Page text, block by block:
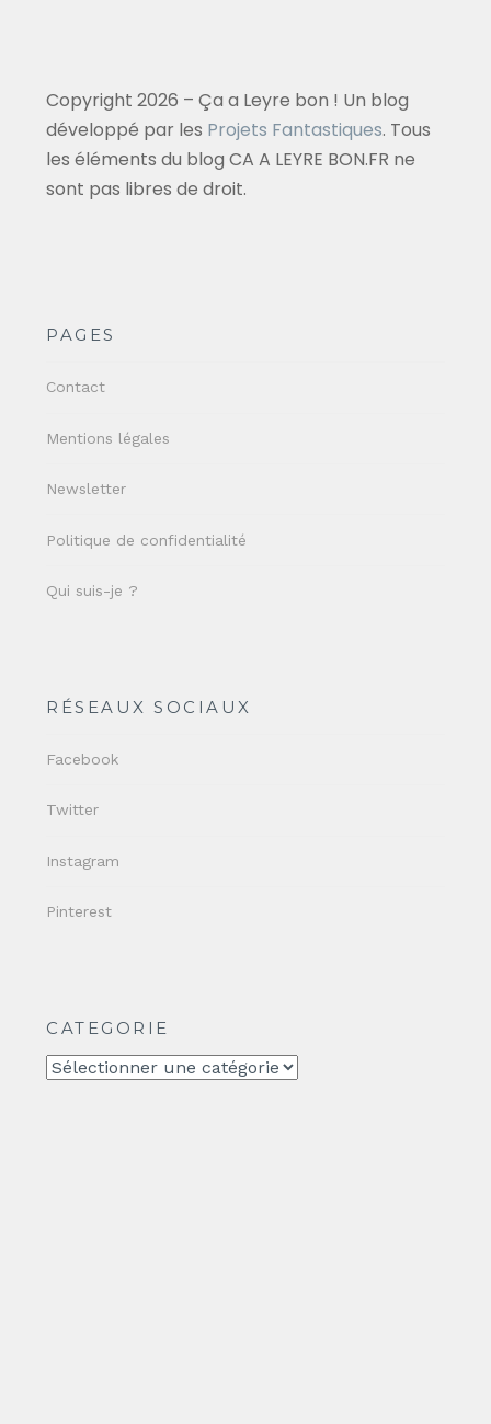
Copyright 2026 – Ça a Leyre bon ! Un blog
développé par les Projets Fantastiques. Tous
les éléments du blog CA A LEYRE BON.FR ne
sont pas libres de droit.
PAGES
Contact
Mentions légales
Newsletter
Politique de confidentialité
Qui suis-je ?
RÉSEAUX SOCIAUX
Facebook
Twitter
Instagram
Pinterest
CATEGORIE
CATEGORIE